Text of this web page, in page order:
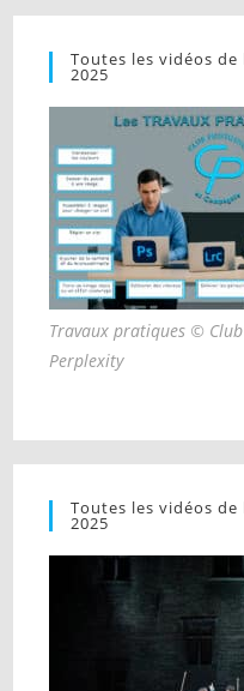
Toutes les vidéos
2025
Travaux pratiques ©
Perplexity
Toutes les vidéos
2025